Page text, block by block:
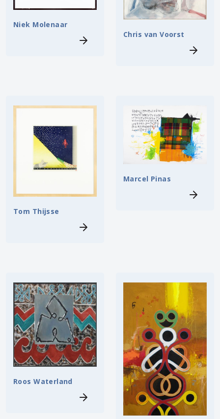
Niek Molenaar
Chris van Voorst
Tom Thijsse
Marcel Pinas
Roos Waterland